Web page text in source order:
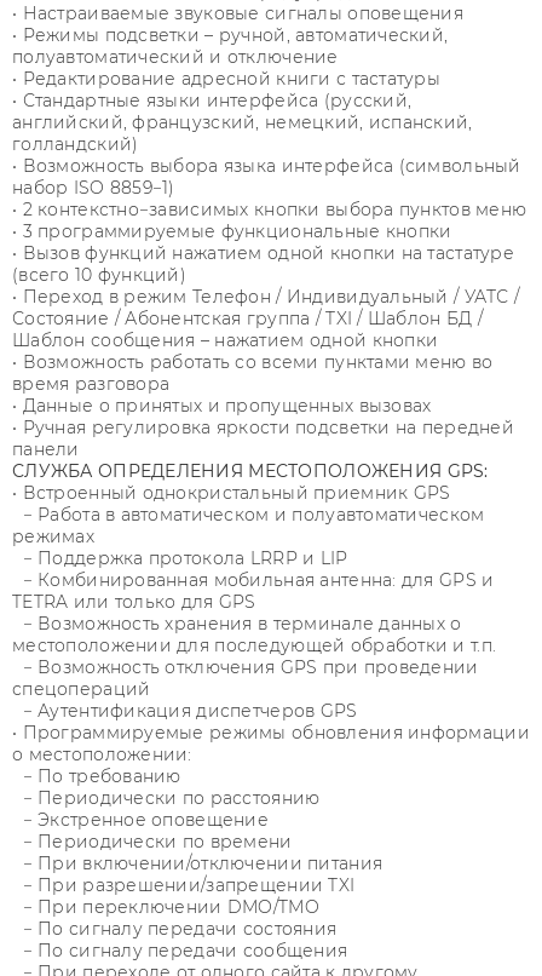
• Настраиваемые звуковые сигналы оповещения
• Режимы подсветки – ручной, автоматический,
полуавтоматический и отключение
• Редактирование адресной книги с тастатуры
• Стандартные языки интерфейса (русский,
английский, французский, немецкий, испанский,
голландский)
• Возможность выбора языка интерфейса (символьный
набор ISO 8859−1)
• 2 контекстно−зависимых кнопки выбора пунктов меню
• 3 программируемые функциональные кнопки
• Вызов функций нажатием одной кнопки на тастатуре
(всего 10 функций)
• Переход в режим Телефон / Индивидуальный / УАТС /
Состояние / Абонентская группа / TXI / Шаблон БД /
Шаблон сообщения – нажатием одной кнопки
• Возможность работать со всеми пунктами меню во
время разговора
• Данные о принятых и пропущенных вызовах
• Ручная регулировка яркости подсветки на передней
панели
СЛУЖБА ОПРЕДЕЛЕНИЯ МЕСТОПОЛОЖЕНИЯ GPS:
• Встроенный однокристальный приемник GPS
− Работа в автоматическом и полуавтоматическом
режимах
− Поддержка протокола LRRP и LIP
− Комбинированная мобильная антенна: для GPS и
TETRA или только для GPS
− Возможность хранения в терминале данных о
местоположении для последующей обработки и т.п.
− Возможность отключения GPS при проведении
спецопераций
− Аутентификация диспетчеров GPS
• Программируемые режимы обновления информации
о местоположении:
− По требованию
− Периодически по расстоянию
− Экстренное оповещение
− Периодически по времени
− При включении/отключении питания
− При разрешении/запрещении TXI
− При переключении DMO/TMO
− По сигналу передачи состояния
− По сигналу передачи сообщения